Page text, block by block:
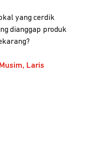
yang cerdik
dianggap produk
Laris